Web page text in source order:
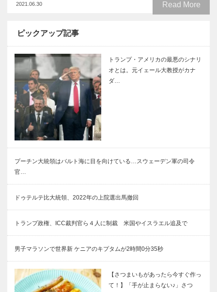
Read More
2021.06.30
ピックアップ記事
トランプ・アメリカの最悪のシナリ
オとは。元イェール大教授がカナ
ダ…
プーチン大統領はバルト海に目を向けている…スウェーデン軍の司令
官…
ドゥテルテ比大統領、2022年の上院選出馬撤回
トランプ政権、ICC裁判官ら４人に制裁 米国やイスラエル追及で
男子マラソンで世界新 ケニアのキプタムが2時間0分35秒
【さつまいもがあったら今すぐ作っ
て！】「手が止まらない♪」さつ